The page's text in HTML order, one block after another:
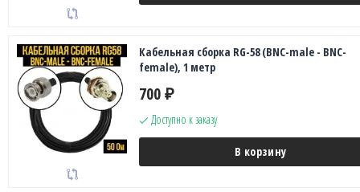
Кабельная сборка RG-58 (BNC-male - BNC-
female), 1 метр
700 ₽
Доступно к заказу
В корзину